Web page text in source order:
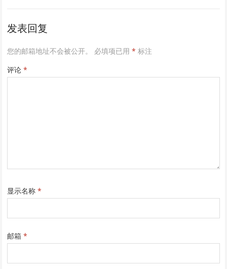
发表回复
您的邮箱地址不会被公开。 必填项已用* 标注
评论*
显示名称*
邮箱*